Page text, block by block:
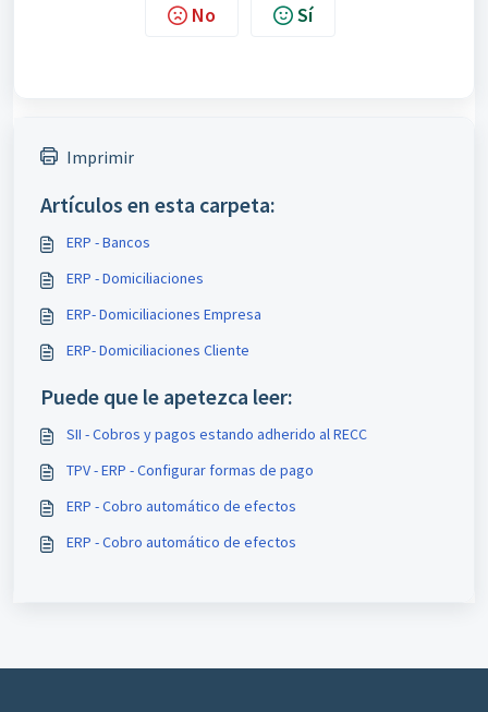
No Sí
Imprimir
Artículos en esta carpeta:
ERP - Bancos
ERP - Domiciliaciones
ERP- Domiciliaciones Empresa
ERP- Domiciliaciones Cliente
Puede que le apetezca leer:
SII - Cobros y pagos estando adherido al RECC
TPV - ERP - Configurar formas de pago
ERP - Cobro automático de efectos
ERP - Cobro automático de efectos